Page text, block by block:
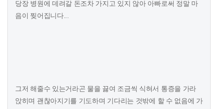
당장 병원에 데려갈 돈조차 가지고 있지 않아 아빠로써 정말 마
음이 찢어집니다...
그저 해줄수 있는거라곤 물을 끓여 조금씩 식혀서 통증을 가라
앉히며 괜찮아지기를 기도하며 기다리는 것밖에 할 수 없음에 가